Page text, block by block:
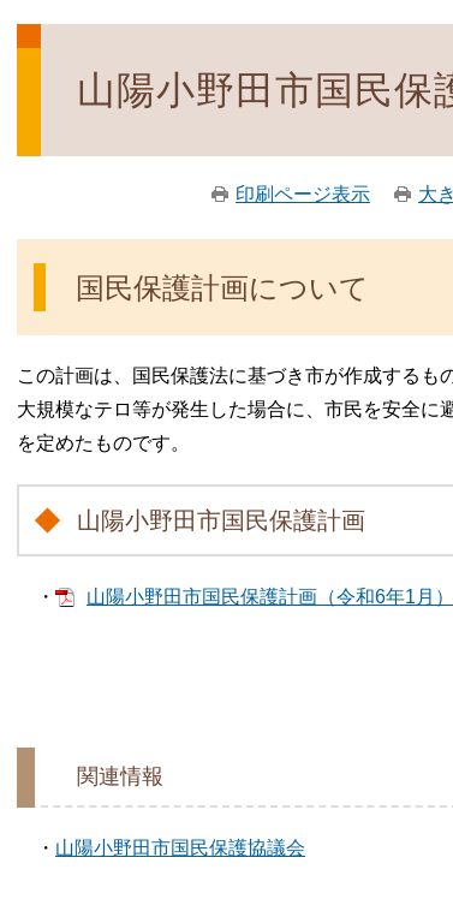
山陽小野田市国民保
印刷ページ表示 大
国民保護計画について
この計画は、国民保護法に基づき市が作成する
大規模なテロ等が発生した場合に、市民を安全
を定めたものです。
山陽小野田市国民保護計画
・ 山陽小野田市国民保護計画（令和6年1月）
関連情報
・ 山陽小野田市国民保護協議会